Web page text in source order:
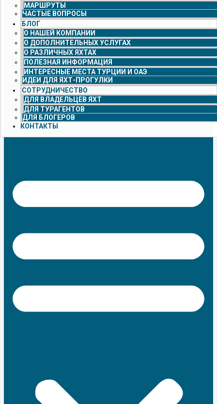
МАРШРУТЫ
ЧАСТЫЕ ВОПРОСЫ
БЛОГ
О НАШЕЙ КОМПАНИИ
О ДОПОЛНИТЕЛЬНЫХ УСЛУГАХ
О РАЗЛИЧНЫХ ЯХТАХ
ПОЛЕЗНАЯ ИНФОРМАЦИЯ
ИНТЕРЕСНЫЕ МЕСТА ТУРЦИИ И ОАЭ
ИДЕИ ДЛЯ ЯХТ-ПРОГУЛКИ
СОТРУДНИЧЕСТВО
ДЛЯ ВЛАДЕЛЬЦЕВ ЯХТ
ДЛЯ ТУРАГЕНТОВ
ДЛЯ БЛОГЕРОВ
КОНТАКТЫ